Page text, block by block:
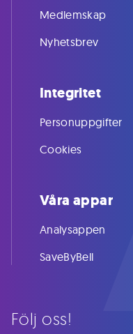
Följ oss!
Medlemskap
Nyhetsbrev
Integritet
Personuppgifter
Cookies
Våra appar
Analysappen
SaveByBell